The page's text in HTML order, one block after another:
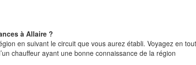
à Allaire ?
en suivant le circuit que vous aurez établi. Voyagez en
chauffeur ayant une bonne connaissance de la région